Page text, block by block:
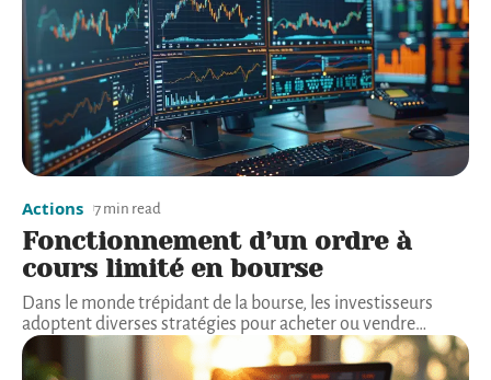
Actions 7 min read
Fonctionnement d’un ordre à
cours limité en bourse
Dans le monde trépidant de la bourse, les investisseurs
adoptent diverses stratégies pour acheter ou vendre…